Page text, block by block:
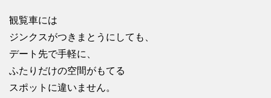
観覧車には
ジンクスがつきまとうにしても、
デート先で手軽に、
ふたりだけの空間がもてる
スポットに違いません。